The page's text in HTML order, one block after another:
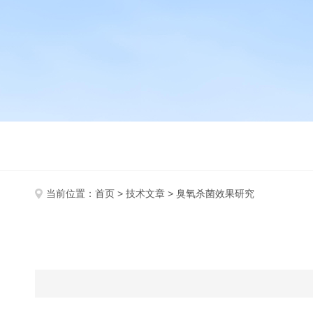
当前位置： 首页 > 技术文章 > 臭氧杀菌效果研究